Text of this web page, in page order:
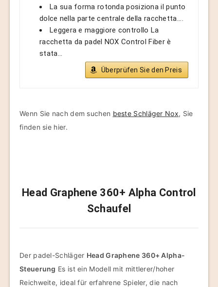
La sua forma rotonda posiziona il punto
dolce nella parte centrale della racchetta....
Leggera e maggiore controllo La
racchetta da padel NOX Control Fiber è
stata...
Überprüfen Sie den Preis
Wenn Sie nach dem suchen beste Schläger Nox, Sie
finden sie hier.
Head Graphene 360+ Alpha Control
Schaufel
Der padel-Schläger Head Graphene 360+ Alpha-
Steuerung Es ist ein Modell mit mittlerer/hoher
Reichweite, ideal für erfahrene Spieler, die nach